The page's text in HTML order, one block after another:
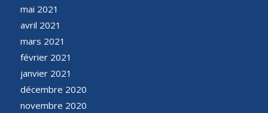
mai 2021
avril 2021
mars 2021
février 2021
janvier 2021
décembre 2020
novembre 2020